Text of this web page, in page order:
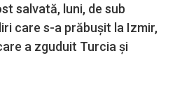
salvată, luni, de sub
care s-a prăbușit la Izmir,
a zguduit Turcia și